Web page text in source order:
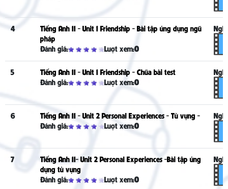
4
Tiếng Anh 11 - Unit 1 Friendship - Bài tập ứng dụng ngữ
pháp
Đánh giá:
Lượt xem:0
5
Tiếng Anh 11 - Unit 1 Friendship - Chữa bài test
Đánh giá:
Lượt xem:0
6
Tiếng Anh 11 - Unit 2 Personal Experiences - Từ vựng -
Đánh giá:
Lượt xem:0
7
Tiếng Anh 11- Unit 2 Personal Experiences -Bài tập ứng
dụng từ vựng
Đánh giá:
Lượt xem:0